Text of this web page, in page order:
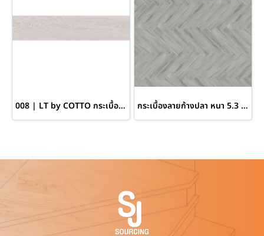
008 | LT by COTTO กระเบื้องยางลายก้างปลา หนา 7 มม. สี LEED OAK กระเบื้องลายก้างปลา หนา 5.3 มม. SH506-C3